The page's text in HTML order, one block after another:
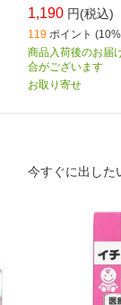
1,190 円(税込)
119 ポイント
商品入荷後のお届
合がございます
お取り寄せ
今すぐに出した